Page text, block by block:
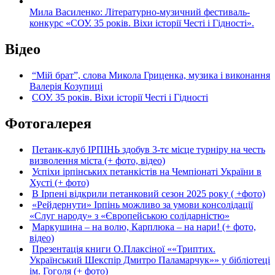
Мила Василенко: Літературно-музичний фестиваль-
конкурс «СОУ. 35 років. Віхи історії Честі і Гідності».
Відео
“Мій брат”, слова Микола Гриценка, музика і виконання
Валерія Козупиці
СОУ. 35 років. Віхи історії Честі і Гідності
Фотогалерея
Петанк-клуб ІРПІНЬ здобув 3-тє місце турніру на честь
визволення міста (+ фото, відео)
Успіхи ірпінських петанкістів на Чемпіонаті України в
Хусті (+ фото)
В Ірпені відкрили петанковий сезон 2025 року ( +фото)
«Рейдернути» Ірпінь можливо за умови консолідації
«Слуг народу» з «Європейською солідарністю»
Маркушина – на волю, Карплюка – на нари! (+ фото,
відео)
Презентація книги О.Плаксіної ««Триптих.
Український Шекспір Дмитро Паламарчук»» у бібліотеці
ім. Гоголя (+ фото)